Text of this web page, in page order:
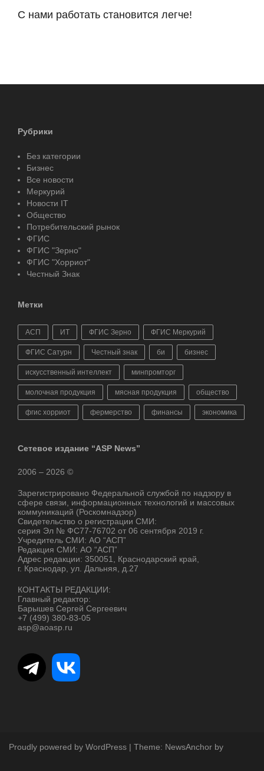
С нами работать становится легче!
Рубрики
Без категории
Бизнес
Все новости
Меркурий
Новости IT
Общество
Потребительский рынок
ФГИС
ФГИС "Зерно"
ФГИС "Хорриот"
Честный Знак
Метки
АСП ИТ ФГИС Зерно ФГИС Меркурий
ФГИС Сатурн Честный знак би бизнес
искусственный интеллект минпромторг
молочная продукция мясная продукция общество
фгис хорриот фермерство финансы экономика
Сетевое издание “ASP News”
2006 – 2026 ©
Зарегистрировано Федеральной службой по надзору в
сфере связи, информационных технологий и массовых
коммуникаций (Роскомнадзор)
Свидетельство о регистрации СМИ:
серия Эл № ФС77-76702 от 06 сентября 2019 г.
Учредитель СМИ: АО “АСП”
Редакция СМИ: АО “АСП”
Адрес редакции: 350051, Краснодарский край,
г. Краснодар, ул. Дальняя, д.27
КОНТАКТЫ РЕДАКЦИИ:
Главный редактор:
Барышев Сергей Сергеевич
+7 (499) 380-83-05
asp@aoasp.ru
Proudly powered by WordPress | Theme: NewsAnchor by